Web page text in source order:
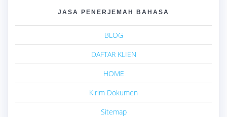
JASA PENERJEMAH BAHASA
BLOG
DAFTAR KLIEN
HOME
Kirim Dokumen
Sitemap